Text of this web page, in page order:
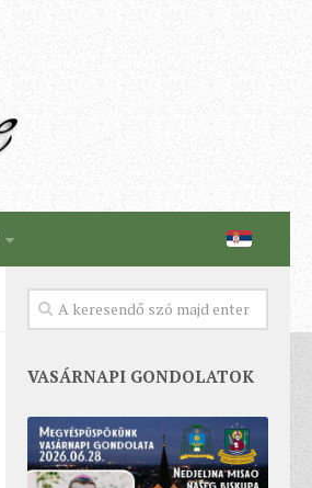
VASÁRNAPI GONDOLATOK